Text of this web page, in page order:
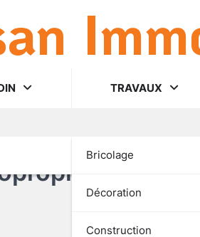
TRAVAUX
Bricolage
Décoration
Construction
: